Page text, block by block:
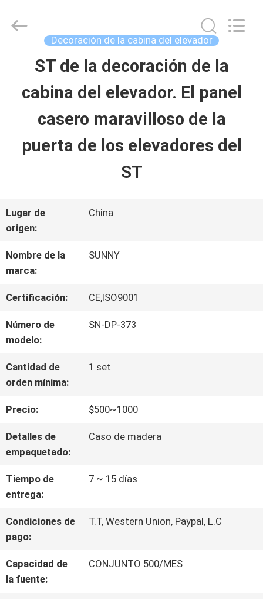
HOGAR
VÍDEOS
NOSOTROS
VIAJE
DE
LA
FÁBRICA
CONTROL
DE
CALIDAD
ÉNTRENOS
EN
CONTACTO
CON
SHANGHAI
Decoración de la cabina del elevador
ST de la decoración de la
cabina del elevador. El panel
casero maravilloso de la
puerta de los elevadores del
ST
Lugar de
origen:
China
Nombre de la
marca:
SUNNY
Certificación: CE,ISO9001
Número de
modelo:
SN-DP-373
Cantidad de
orden mínima:
1 set
Precio: $500~1000
Detalles de
empaquetado:
Caso de madera
Tiempo de
entrega:
7 ~ 15 días
Condiciones de
pago:
T.T, Western Union, Paypal, L.C
Capacidad de
la fuente:
CONJUNTO 500/MES